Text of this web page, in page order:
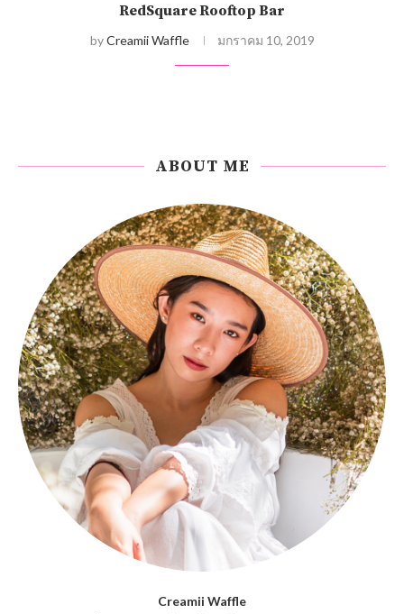
RedSquare Rooftop Bar
byCreamii Waffle มกราคม 10, 2019
ABOUT ME
Creamii Waffle